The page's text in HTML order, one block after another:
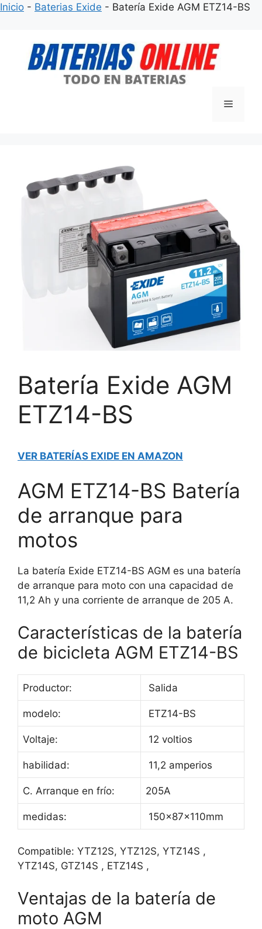
Inicio - Baterias Exide - Batería Exide AGM ETZ14-BS
contenido
Menú
Batería Exide AGM
ETZ14-BS
VER BATERÍAS EXIDE EN AMAZON
AGM ETZ14-BS Batería
de arranque para
motos
La batería Exide ETZ14-BS AGM es una batería
de arranque para moto con una capacidad de
11,2 Ah y una corriente de arranque de 205 A.
Características de la batería
de bicicleta AGM ETZ14-BS
Productor: Salida
modelo: ETZ14-BS
Voltaje: 12 voltios
habilidad: 11,2 amperios
C. Arranque en frío: 205A
medidas: 150×87×110mm
Compatible: YTZ12S, YTZ12S, YTZ14S ,
YTZ14S, GTZ14S , ETZ14S ,
Ventajas de la batería de
moto AGM